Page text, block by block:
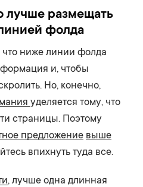
лучше размещать
фолда
что ниже линии фолда
и, чтобы
Но, конечно,
уделяется тому, что
страницы. Поэтому
предложение выше
впихнуть туда все.
, лучше одна длинная